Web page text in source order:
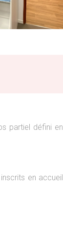
partiel défini en
en accueil